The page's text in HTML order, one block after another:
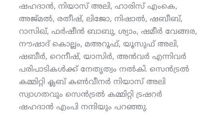
ഷഹദാന്‍, നിയാസ് അലി, ഹാരിസ് എംകെ,
അജ്മല്‍, രതീഷ്, ലിജോ, നിഷാല്‍, ഷബീബ്,
റാസിഖ്, ഫര്‍ഷീന്‍ ബാബു, ശ്യാം, ഷമീര്‍ വേങ്ങര,
നൗഷാദ് കൊല്ലം, മഅറൂഫ്, യൂസുഫ് അലി,
ഷബീര്‍, റെനീഷ്, യാസിര്‍, അന്‍വര്‍ എന്നിവര്‍
പരിപാടികള്‍ക്ക് നേതൃത്വം നല്‍കി. സെന്‍ട്രല്‍
കമ്മിറ്റി ക്ലബ് കണ്‍വീനര്‍ നിയാസ് അലി
സ്വാഗതവും സെന്‍ട്രല്‍ കമ്മിറ്റി ട്രഷറര്‍
ഷഹദാന്‍ എംപി നന്ദിയും പറഞ്ഞു.